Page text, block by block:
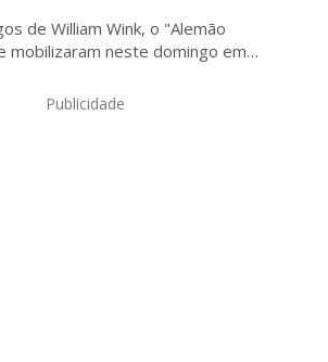
de William Wink, o "Alemão
mobilizaram neste domingo em
Publicidade